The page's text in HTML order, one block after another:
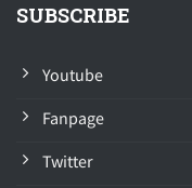
SUBSCRIBE
Youtube
Fanpage
Twitter